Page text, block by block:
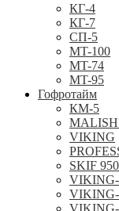
КГ-4
КГ-7
СП-5
MT-100
MT-74
MT-95
Гофротайм
КМ-5
VIKING
SKIF
VIKING-
VIKING-
VIKING-